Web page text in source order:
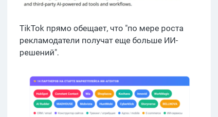
TikTok прямо обещает, что "по мере роста
рекламодатели получат еще больше ИИ-
решений".